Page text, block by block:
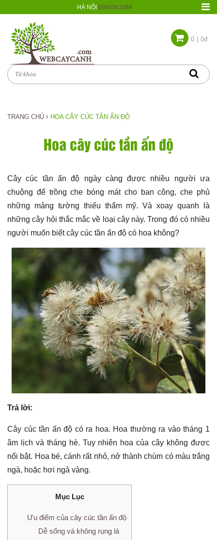
HÀ NỘI 0966561589
0 0đ
TRANG CHỦ HOA CÂY CÚC TẦN ẤN ĐỘ
Hoa cây cúc tần ấn độ
Cây cúc tần ấn độ ngày càng được nhiều người ưa
chuộng để trồng che bóng mát cho ban công, che phủ
những mảng tường thiếu thẩm mỹ. Và xoay quanh là
những cây hỏi thắc mắc về loại cây này. Trong đó có nhiều
người muốn biết cây cúc tần ấn độ có hoa không?
Trả lời:
Cây cúc tần ấn độ có ra hoa. Hoa thường ra vào tháng 1
âm lịch và tháng hè. Tuy nhiên hoa của cây không được
nổi bật. Hoa bé, cánh rất nhỏ, nở thành chùm có màu trắng
ngà, hoặc hơi ngả vàng.
Mục Lục
Ưu điểm của cây cúc tần ấn độ
Dễ sống và không rụng lá